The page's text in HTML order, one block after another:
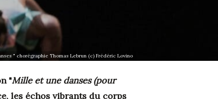
" chorégraphie Thomas Lebrun (c) Frédéric Lovino
"Mille et une danses (pour
les échos vibrants du corps